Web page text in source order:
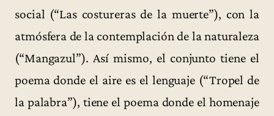
social (“Las costureras de la muerte”), con la
atmósfera de la contemplación de la naturaleza
(“Mangazul”). Así mismo, el conjunto tiene el
poema donde el aire es el lenguaje (“Tropel de
la palabra”), tiene el poema donde el homenaje